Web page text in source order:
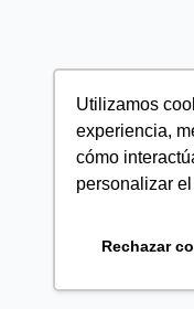
Utilizamos
experiencia,
cómo
personalizar
Rechazar